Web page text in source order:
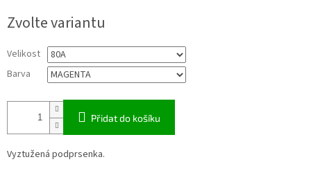
cena:
Zvolte variantu
Velikost
Barva
Přidat do košíku
Vyztužená podprsenka.